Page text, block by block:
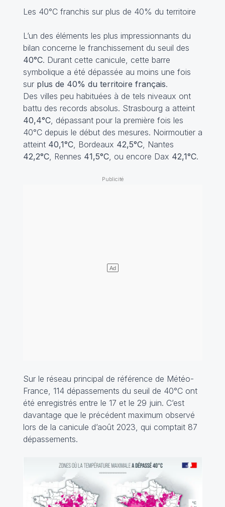
Les 40°C franchis sur plus de 40% du territoire
L’un des éléments les plus impressionnants du
bilan concerne le franchissement du seuil des
40°C. Durant cette canicule, cette barre
symbolique a été dépassée au moins une fois
sur plus de 40% du territoire français.
Des villes peu habituées à de tels niveaux ont
battu des records absolus. Strasbourg a atteint
40,4°C, dépassant pour la première fois les
40°C depuis le début des mesures. Noirmoutier a
atteint 40,1°C, Bordeaux 42,5°C, Nantes
42,2°C, Rennes 41,5°C, ou encore Dax 42,1°C.
Sur le réseau principal de référence de Météo-
France, 114 dépassements du seuil de 40°C ont
été enregistrés entre le 17 et le 29 juin. C’est
davantage que le précédent maximum observé
lors de la canicule d’août 2023, qui comptait 87
dépassements.